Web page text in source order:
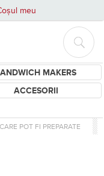
meu
MAKERS
ACCESORII
POT FI PREPARATE